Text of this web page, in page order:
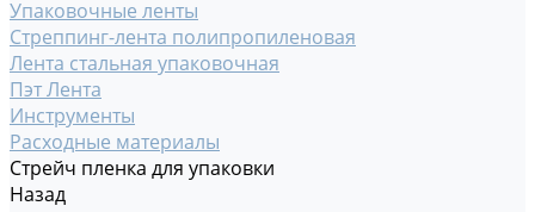
Упаковочные ленты
Стреппинг-лента полипропиленовая
Лента стальная упаковочная
Пэт Лента
Инструменты
Расходные материалы
Стрейч пленка для упаковки
Назад